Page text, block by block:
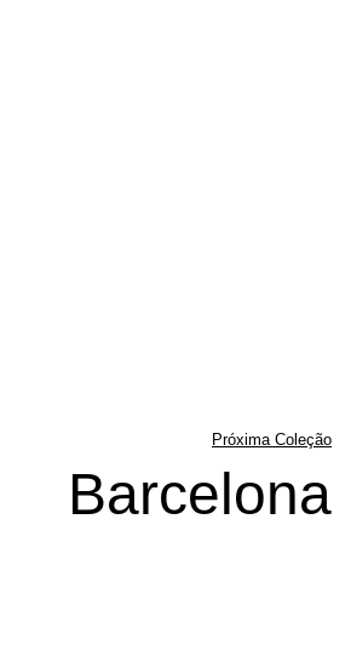
Próxima Coleção
Barcelona